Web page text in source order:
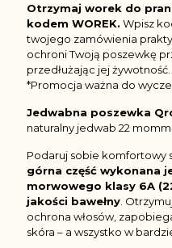
Otrzymaj worek do
kodem WOREK. Wpisz
twojego zamówienia
ochroni Twoją poszewkę
przedłużając jej żywotność.
*Promocja ważna do
Jedwabna poszewka
naturalny jedwab 22
Podaruj sobie komfortowy
górna część wykonana
morwowego klasy 6A
jakości bawełny .
ochrona włosów,
skóra – a wszystko w